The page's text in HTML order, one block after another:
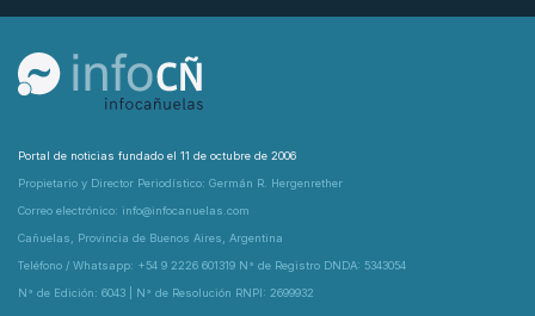
Portal de noticias fundado el 11 de octubre de 2006
Propietario y Director Periodístico: Germán R. Hergenrether
Correo electrónico: info@infocanuelas.com
Cañuelas, Provincia de Buenos Aires, Argentina
Teléfono / Whatsapp: +54 9 2226 601319 N° de Registro DNDA: 5343054
N° de Edición: 6043 | N° de Resolución RNPI: 2699932